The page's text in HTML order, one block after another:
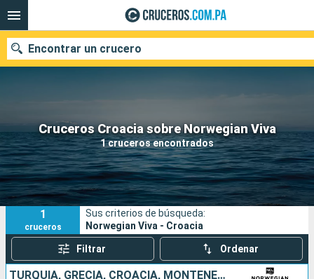
Cruceros Croacia sobre Norwegian Viva
1 cruceros encontrados
Encontrar un crucero
Nuestros destinos
Fecha de salida
Puertos Compañías
Buscar
1
cruceros
Sus criterios de búsqueda:
Norwegian Viva - Croacia
Filtrar Ordenar
TURQUÍA, GRECIA, CROACIA, MONTENEGRO, ITALIA